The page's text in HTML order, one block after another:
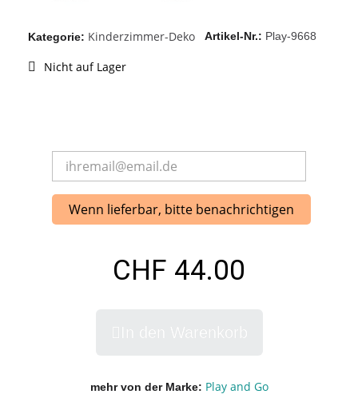
Kategorie Kinderzimmer-Deko Artikel-Nr. Play-9668
Nicht auf Lager
Wenn lieferbar, bitte benachrichtigen
CHF 44.00
mehr von der Marke Play and Go